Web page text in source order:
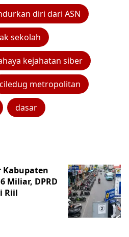
diri dari ASN
sekolah
kejahatan siber
ciledug metropolitan
dasar
Kabupaten
Miliar, DPRD
Riil